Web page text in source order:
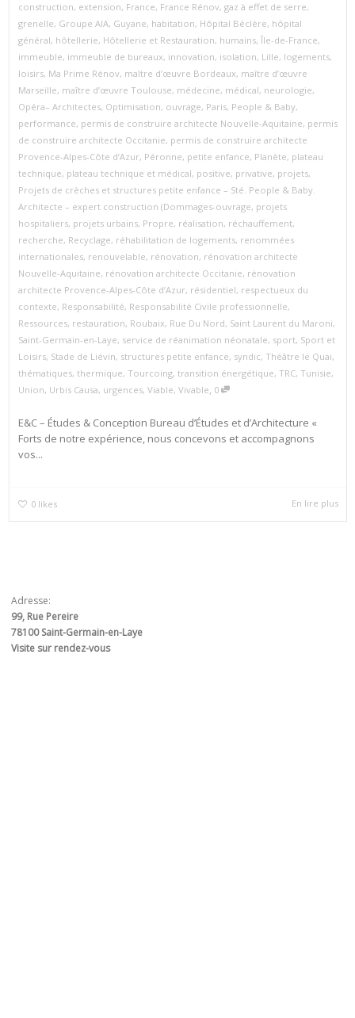
construction, extension, France, France Rénov, gaz à effet de serre,
grenelle, Groupe AIA, Guyane, habitation, Hôpital Béclère, hôpital
général, hôtellerie, Hôtellerie et Restauration, humains, Île-de-France,
immeuble, immeuble de bureaux, innovation, isolation, Lille, logements,
loisirs, Ma Prime Rénov, maître d’œuvre Bordeaux, maître d’œuvre
Marseille, maître d’œuvre Toulouse, médecine, médical, neurologie,
Opéra– Architectes, Optimisation, ouvrage, Paris, People & Baby,
performance, permis de construire architecte Nouvelle‑Aquitaine, permis
de construire architecte Occitanie, permis de construire architecte
Provence‑Alpes‑Côte d’Azur, Péronne, petite enfance, Planète, plateau
technique, plateau technique et médical, positive, privative, projets,
Projets de crèches et structures petite enfance – Sté. People & Baby.
Architecte – expert construction (Dommages-ouvrage, projets
hospitaliers, projets urbains, Propre, réalisation, réchauffement,
recherche, Recyclage, réhabilitation de logements, renommées
internationales, renouvelable, rénovation, rénovation architecte
Nouvelle‑Aquitaine, rénovation architecte Occitanie, rénovation
architecte Provence‑Alpes‑Côte d’Azur, résidentiel, respectueux du
contexte, Responsabilité, Responsabilité Civile professionnelle,
Ressources, restauration, Roubaix, Rue Du Nord, Saint Laurent du Maroni,
Saint-Germain-en-Laye, service de réanimation néonatale, sport, Sport et
Loisirs, Stade de Liévin, structures petite enfance, syndic, Théâtre le Quai,
thématiques, thermique, Tourcoing, transition énergétique, TRC, Tunisie,
Union, Urbis Causa, urgences, Viable, Vivable, 0
E&C – Études & Conception Bureau d’Études et d’Architecture «
Forts de notre expérience, nous concevons et accompagnons
vos...
0 likes En lire plus
Adresse:
99, Rue Pereire
78100 Saint-Germain-en-Laye
Visite sur rendez-vous